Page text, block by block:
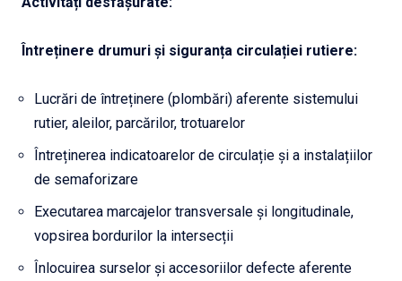
Întreținere drumuri și siguranța circulației rutiere:
Lucrări de întreținere (plombări) aferente sistemului
rutier, aleilor, parcărilor, trotuarelor
Întreținerea indicatoarelor de circulație și a instalațiilor
de semaforizare
Executarea marcajelor transversale și longitudinale,
vopsirea bordurilor la intersecții
Înlocuirea surselor și accesoriilor defecte aferente